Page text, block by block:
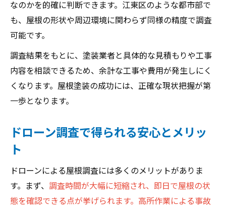
なのかを的確に判断できます。江東区のような都市部で
も、屋根の形状や周辺環境に関わらず同様の精度で調査
可能です。
調査結果をもとに、塗装業者と具体的な見積もりや工事
内容を相談できるため、余計な工事や費用が発生しにく
くなります。屋根塗装の成功には、正確な現状把握が第
一歩となります。
ドローン調査で得られる安心とメリッ
ト
ドローンによる屋根調査には多くのメリットがありま
す。まず、 調査時間が大幅に短縮され、即日で屋根の状
態を確認できる点が挙げられます。高所作業による事故